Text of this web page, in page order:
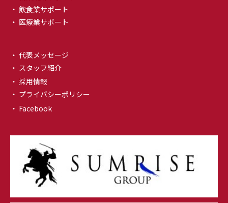
・ 飲食業サポート
・ 医療業サポート
・ 代表メッセージ
・ スタッフ紹介
・ 採用情報
・ プライバシーポリシー
・ Facebook